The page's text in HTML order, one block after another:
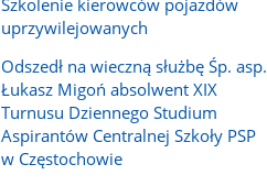
Szkolenie kierowców pojazdów
uprzywilejowanych
Odszedł na wieczną służbę Śp. asp.
Łukasz Migoń absolwent XIX
Turnusu Dziennego Studium
Aspirantów Centralnej Szkoły PSP
w Częstochowie